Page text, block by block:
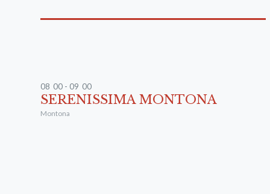
08 00 - 09 00
SERENISSIMA MONTONA
Montona